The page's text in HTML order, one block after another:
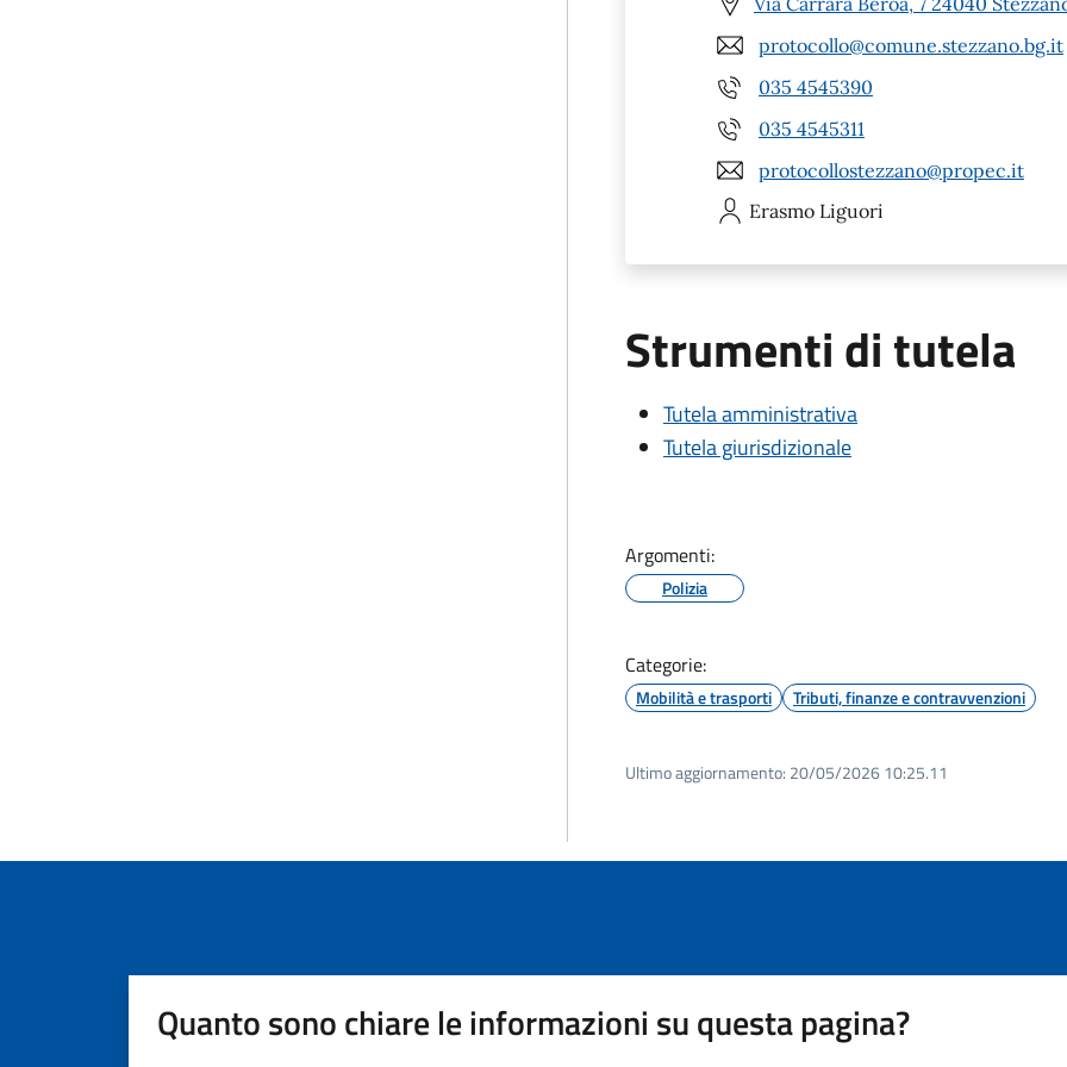
protocollo@comune.stezzano.bg.it
035 4545390
035 4545311
protocollostezzano@propec.it
Erasmo Liguori
Strumenti di tutela
Tutela amministrativa
Tutela giurisdizionale
Argomenti:
Polizia
Categorie:
Mobilità e trasporti Tributi, finanze e contravvenzioni
Ultimo aggiornamento: 20/05/2026 10:25.11
Quanto sono chiare le informazioni su questa pagina?